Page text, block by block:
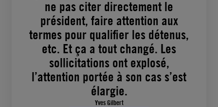
ne pas citer directement le
président, faire attention aux
termes pour qualifier les détenus,
etc. Et ça a tout changé. Les
sollicitations ont explosé,
l’attention portée à son cas s’est
élargie.
Yves Gilbert